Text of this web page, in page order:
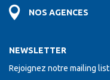
NOS AGENCES
NEWSLETTER
Rejoignez notre mailing list